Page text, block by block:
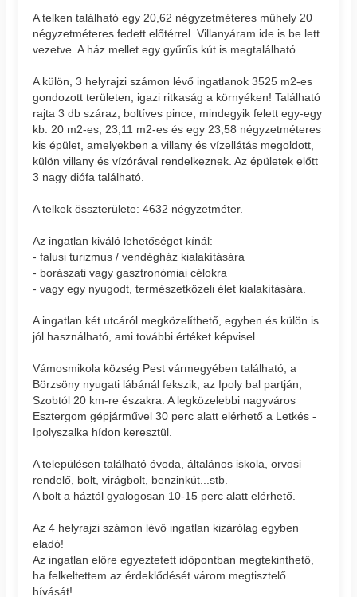
A telken található egy 20,62 négyzetméteres műhely 20
négyzetméteres fedett előtérrel. Villanyáram ide is be lett
vezetve. A ház mellet egy gyűrűs kút is megtalálható.
A külön, 3 helyrajzi számon lévő ingatlanok 3525 m2-es
gondozott területen, igazi ritkaság a környéken! Található
rajta 3 db száraz, boltíves pince, mindegyik felett egy-egy
kb. 20 m2-es, 23,11 m2-es és egy 23,58 négyzetméteres
kis épület, amelyekben a villany és vízellátás megoldott,
külön villany és vízórával rendelkeznek. Az épületek előtt
3 nagy diófa található.
A telkek összterülete: 4632 négyzetméter.
Az ingatlan kiváló lehetőséget kínál:
- falusi turizmus / vendégház kialakítására
- borászati vagy gasztronómiai célokra
- vagy egy nyugodt, természetközeli élet kialakítására.
A ingatlan két utcáról megközelíthető, egyben és külön is
jól használható, ami további értéket képvisel.
Vámosmikola község Pest vármegyében található, a
Börzsöny nyugati lábánál fekszik, az Ipoly bal partján,
Szobtól 20 km-re északra. A legközelebbi nagyváros
Esztergom gépjárművel 30 perc alatt elérhető a Letkés -
Ipolyszalka hídon keresztül.
A településen található óvoda, általános iskola, orvosi
rendelő, bolt, virágbolt, benzinkút...stb.
A bolt a háztól gyalogosan 10-15 perc alatt elérhető.
Az 4 helyrajzi számon lévő ingatlan kizárólag egyben
eladó!
Az ingatlan előre egyeztetett időpontban megtekinthető,
ha felkeltettem az érdeklődését várom megtisztelő
hívását!